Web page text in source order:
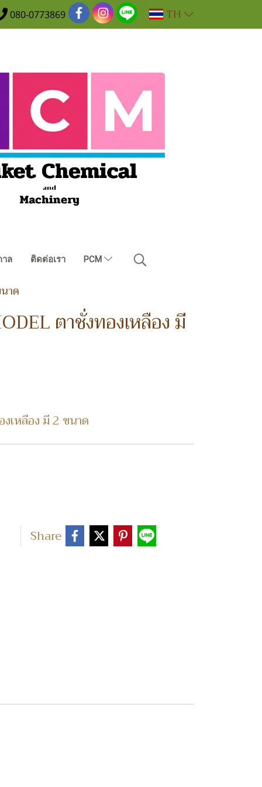
080-0773869 TH
าล ติดต่อเรา PCM
าด
ตาชั่งทองเหลือง มี
เหลือง มี 2 ขนาด
Share